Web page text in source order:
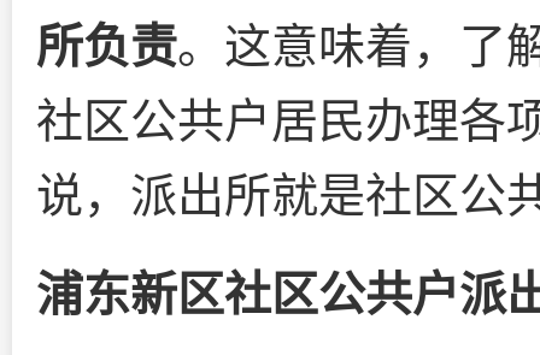
所负责。这意味着，了
社区公共户居民办理各
说，派出所就是社区公
浦东新区社区公共户派